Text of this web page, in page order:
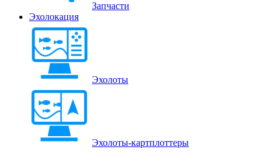
Запчасти
Эхолокация
Эхолоты
Эхолоты-картплоттеры